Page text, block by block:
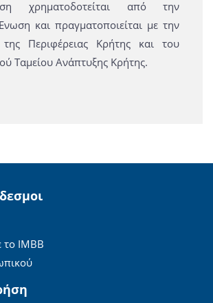
χρηματοδοτείται από την
και πραγματοποιείται με την
της Περιφέρειας Κρήτης και του
Ταμείου Ανάπτυξης Κρήτης.
το ΙΜΒΒ